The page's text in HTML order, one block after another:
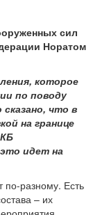
сил
Норатом
которое
по поводу
что в
на границе
идет на
по-разному. Есть
– их